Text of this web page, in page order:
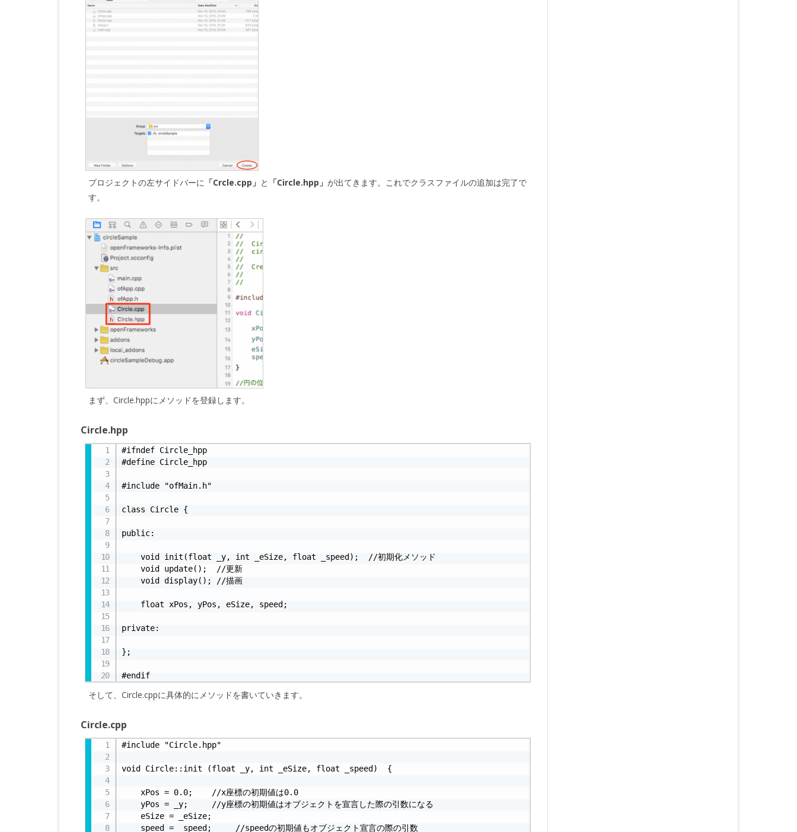
プロジェクトの左サイドバーに 「Crcle.cpp」 と 「Circle.hpp」 が出てきます。これでクラスファイルの追加は完了で
す。
まず、Circle.hppにメソッドを登録します。
Circle.hpp
#ifndef Circle_hpp
#define Circle_hpp
#include "ofMain.h"
class Circle {
public:
    void init(float _y, int _eSize, float _speed);  //初期化メソッド
    void update();  //更新
    void display(); //描画
    float xPos, yPos, eSize, speed;
private:
};
#endif
そして、Circle.cppに具体的にメソッドを書いていきます。
Circle.cpp
#include "Circle.hpp"
void Circle::init (float _y, int _eSize, float _speed)  {
    xPos = 0.0;    //x座標の初期値は0.0
    yPos = _y;     //y座標の初期値はオブジェクトを宣言した際の引数になる
    eSize = _eSize;
    speed = _speed;     //speedの初期値もオブジェクト宣言の際の引数